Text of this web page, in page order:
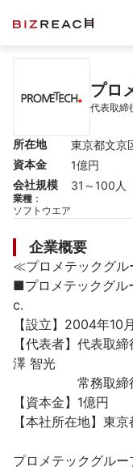
プロ
代表取締
所在地
東京都文京
資本金
1億円
会社規模
31～100人
業種 ：
ソフトウエア
企業概要
≪プロメテックグ
■プロメテックグ
c.
【設立】2004年10
【代表者】代表取
澤 智光
常務取締役 兼
【資本金】1億円
【本社所在地】東
プロメテックグル